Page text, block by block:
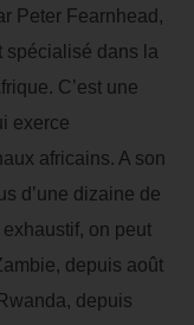
Peter Fearnhead,
spécialisé dans la
C’est une
exerce
africains. A son
d’une dizaine de
on peut
depuis août
depuis